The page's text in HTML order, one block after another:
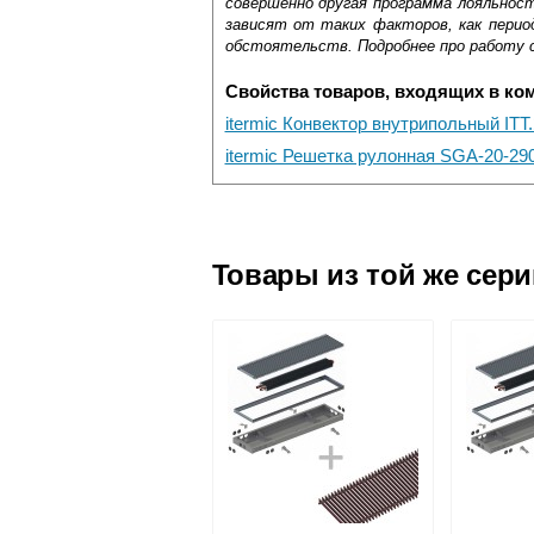
зависят от таких факторов, как
обстоятельств. Подробнее про
Свойства товаров, входящих в
itermic Конвектор внутрипольный
itermic Решетка рулонная SGA-20-
Доставка сантехники по Москве и
Подъем на этаж.
услуга платная
возможность
Возможные способы оплаты:
Банковской картой при
Интернет-деньгами (Yandex-
Безналичный расчёт (возможно и
Товары из той же